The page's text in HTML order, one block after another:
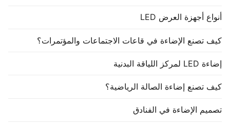
أنواع أجهزة العرض LED
كيف تصنع الإضاءة في قاعات الاجتماعات والمؤتمرات؟
إضاءة LED لمركز اللياقة البدنية
كيف تصنع إضاءة الصالة الرياضية؟
تصميم الإضاءة في الفنادق